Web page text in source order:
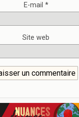
E-mail *
Site web